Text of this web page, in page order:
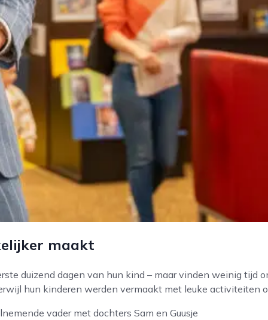
maakt
duizend dagen van hun kind – maar vinden weinig
hun kinderen werden vermaakt met leuke activiteiten
vader met dochters Sam en Guusje